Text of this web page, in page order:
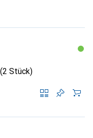
Stück)